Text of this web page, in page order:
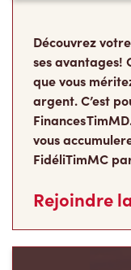
Découvrez
ses avantages!
que vous
argent. C’est
Finances
vous
FidéliTimMC
Rejoindre